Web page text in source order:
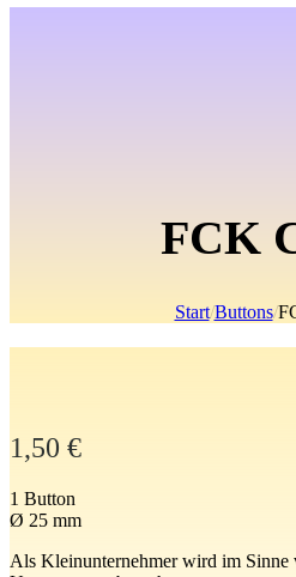
FCK
Start/Buttons/
1,50 €
1 Button
Ø 25 mm
Als Kleinunternehmer wird im